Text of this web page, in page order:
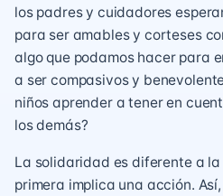
los padres y cuidadores
para ser amables y corteses
algo que podamos hacer para
a ser compasivos y
niños aprender a tener en
los demás?
La solidaridad es diferente a
primera implica una acción.